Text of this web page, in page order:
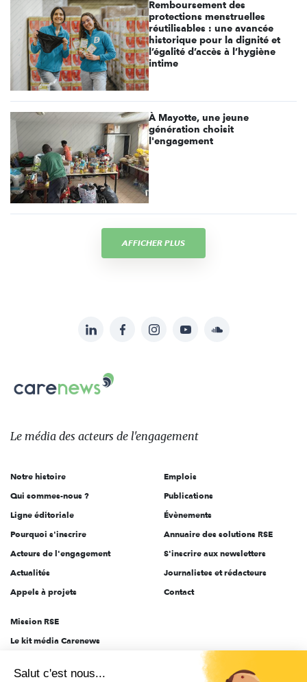
Remboursement des
protections menstruelles
réutilisables : une avancée
historique pour la dignité et
l’égalité d’accès à l’hygiène
intime
À Mayotte, une jeune
génération choisit
l'engagement
AFFICHER PLUS
sur:
LinkedInFacebookInstagramYouTubeSoundcloud
Carenews,
Le
des
l'engagement
Le média des acteurs de l'engagement
Notre histoire
Qui sommes-nous ?
Ligne éditoriale
Pourquoi s'inscrire
Acteurs de l'engagement
Actualités
Appels à projets
Emplois
Publications
Évènements
Annuaire des solutions RSE
S'inscrire aux newsletters
Journalistes et rédacteurs
Contact
Mission RSE
Le kit média Carenews
AEF info
Salut c'est nous...